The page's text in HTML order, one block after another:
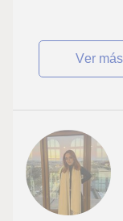
ver más